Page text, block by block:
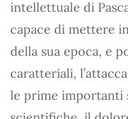
intellettuale di
capace di mettere
della sua epoca, e
caratteriali,
le prime importanti